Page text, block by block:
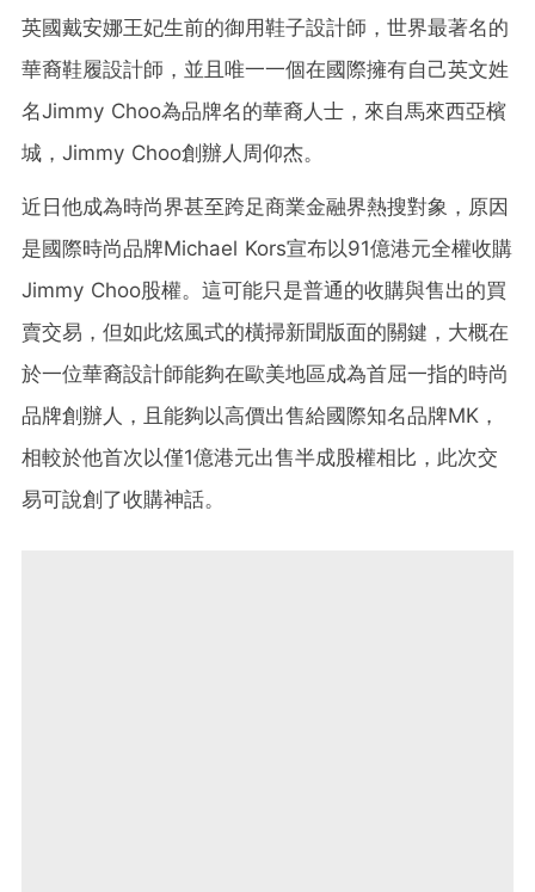
英國戴安娜王妃生前的御用鞋子設計師，世界最著名的
華裔鞋履設計師，並且唯一一個在國際擁有自己英文姓
名Jimmy Choo為品牌名的華裔人士，來自馬來西亞檳
城，Jimmy Choo創辦人周仰杰。
近日他成為時尚界甚至跨足商業金融界熱搜對象，原因
是國際時尚品牌Michael Kors宣布以91億港元全權收購
Jimmy Choo股權。這可能只是普通的收購與售出的買
賣交易，但如此炫風式的橫掃新聞版面的關鍵，大概在
於一位華裔設計師能夠在歐美地區成為首屈一指的時尚
品牌創辦人，且能夠以高價出售給國際知名品牌MK，
相較於他首次以僅1億港元出售半成股權相比，此次交
易可說創了收購神話。